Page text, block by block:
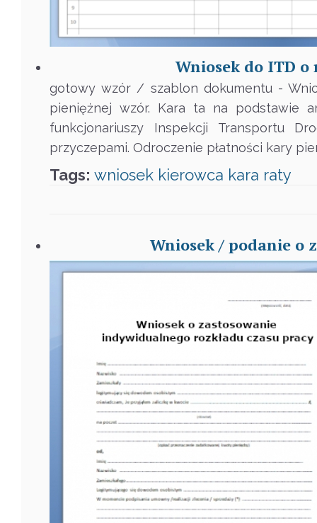
Wniosek do ITD
gotowy wzór / szablon dokumentu -
pieniężnej wzór. Kara ta na podstawie
funkcjonariuszy Inspekcji Transportu
przyczepami. Odroczenie płatności kary
Tags: wniosek kierowca kara raty
Wniosek / podanie o